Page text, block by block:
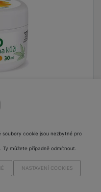
s konopným
do hloubky
Pro koho je CBD
mastička je
Skladem 4 ks Odesíláme
v pondělí
soubory cookie jsou nezbytné pro
Ty můžete případně odmítnout.
NASTAVENÍ COOKIES